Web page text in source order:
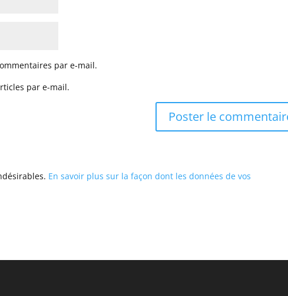
par e-mail.
par e-mail.
En savoir plus sur la façon dont les données de vos